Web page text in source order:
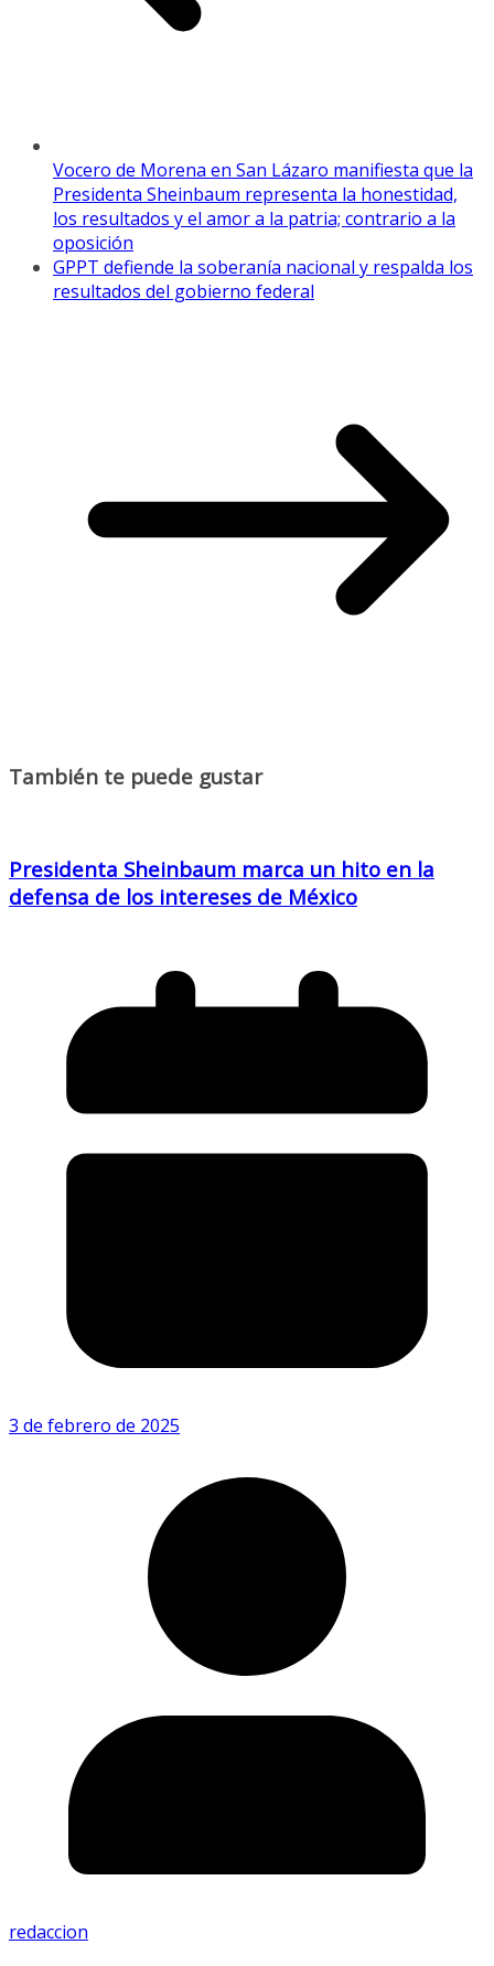
Vocero de Morena en San Lázaro manifiesta que la
Presidenta Sheinbaum representa la honestidad,
los resultados y el amor a la patria; contrario a la
oposición
GPPT defiende la soberanía nacional y respalda los
resultados del gobierno federal
También te puede gustar
Presidenta Sheinbaum marca un hito en la
defensa de los intereses de México
3 de febrero de 2025
redaccion